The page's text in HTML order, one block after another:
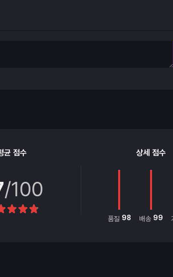
균 점수
/100
상세 점수
품질 98 배송 99